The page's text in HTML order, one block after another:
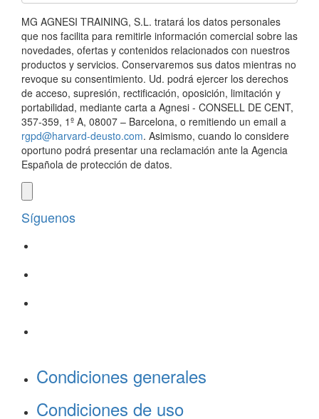
MG AGNESI TRAINING, S.L. tratará los datos personales
que nos facilita para remitirle información comercial sobre las
novedades, ofertas y contenidos relacionados con nuestros
productos y servicios. Conservaremos sus datos mientras no
revoque su consentimiento. Ud. podrá ejercer los derechos
de acceso, supresión, rectificación, oposición, limitación y
portabilidad, mediante carta a Agnesi - CONSELL DE CENT,
357-359, 1º A, 08007 – Barcelona, o remitiendo un email a
rgpd@harvard-deusto.com. Asimismo, cuando lo considere
oportuno podrá presentar una reclamación ante la Agencia
Española de protección de datos.
Síguenos
Condiciones generales
Condiciones de uso